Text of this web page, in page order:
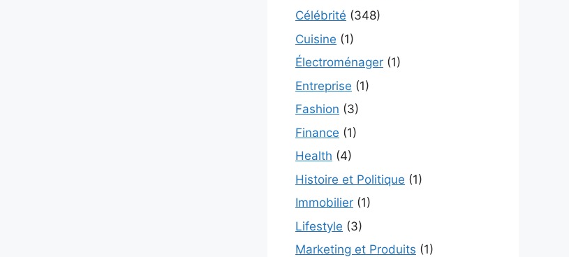
Célébrité (348)
Cuisine (1)
Électroménager (1)
Entreprise (1)
Fashion (3)
Finance (1)
Health (4)
Histoire et Politique (1)
Immobilier (1)
Lifestyle (3)
Marketing et Produits (1)